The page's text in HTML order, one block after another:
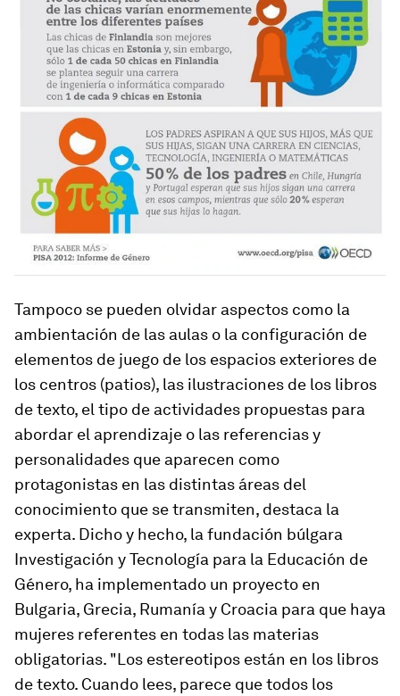
Tampoco se pueden olvidar aspectos como la
ambientación de las aulas o la configuración de
elementos de juego de los espacios exteriores de
los centros (patios), las ilustraciones de los libros
de texto, el tipo de actividades propuestas para
abordar el aprendizaje o las referencias y
personalidades que aparecen como
protagonistas en las distintas áreas del
conocimiento que se transmiten, destaca la
experta. Dicho y hecho, la fundación búlgara
Investigación y Tecnología para la Educación de
Género, ha implementado un proyecto en
Bulgaria, Grecia, Rumanía y Croacia para que haya
mujeres referentes en todas las materias
obligatorias. "Los estereotipos están en los libros
de texto. Cuando lees, parece que todos los